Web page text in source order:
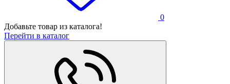
0
Добавьте товар из каталога!
Перейти в каталог